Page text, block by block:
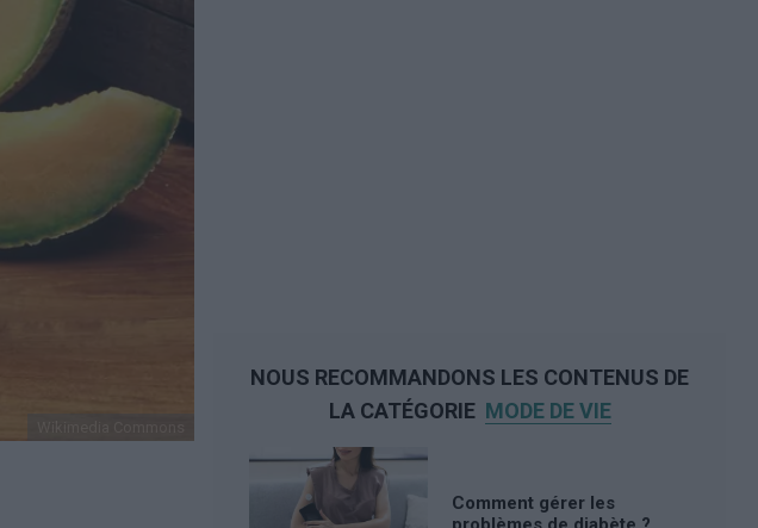
NOUS RECOMMANDONS LES CONTENUS DE
LA CATÉGORIE MODE DE VIE
Comment gérer les